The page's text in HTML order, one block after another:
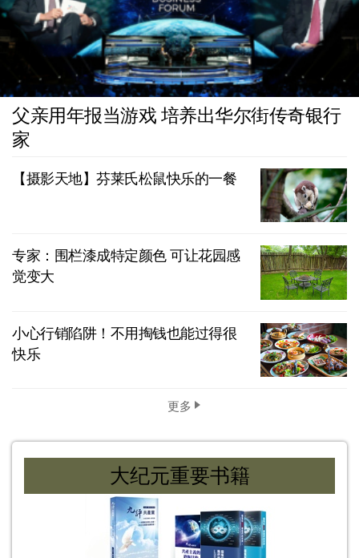
父亲用年报当游戏 培养出华尔街传奇银行
家
【摄影天地】芬莱氏松鼠快乐的一餐
专家：围栏漆成特定颜色 可让花园感
觉变大
小心行销陷阱！不用掏钱也能过得很
快乐
更多
大纪元重要书籍